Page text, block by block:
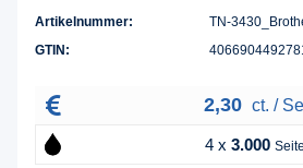
Artikelnummer:
TN-
GTIN:
2,30 ct. /
4 x 3.000